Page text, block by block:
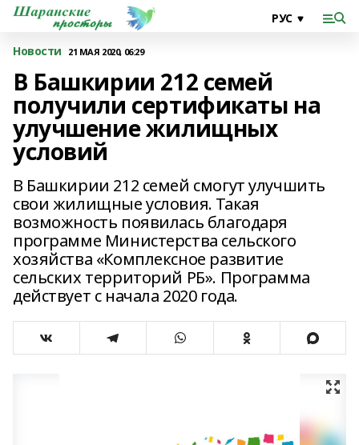
Новости 21 МАЯ 2020, 06:29
В Башкирии 212 семей
получили сертификаты на
улучшение жилищных
условий
В Башкирии 212 семей смогут улучшить
свои жилищные условия. Такая
возможность появилась благодаря
программе Министерства сельского
хозяйства «Комплексное развитие
сельских территорий РБ». Программа
действует с начала 2020 года.